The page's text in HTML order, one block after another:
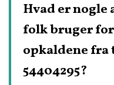
Hvad er nogle
folk bruger
opkaldene
54404295?